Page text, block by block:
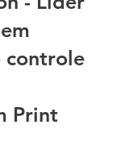
controle
Print